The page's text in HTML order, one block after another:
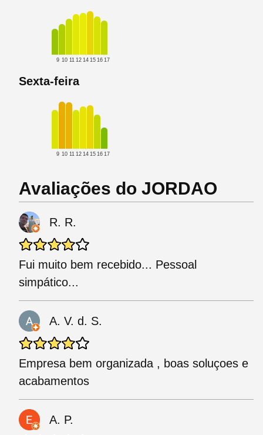
9 10 11 12 14 15 16 17
Sexta-feira
9 10 11 12 14 15 16 17
Avaliações do JORDAO
R. R.
Fui muito bem recebido... Pessoal
simpático...
A. V. d. S.
Empresa bem organizada , boas soluçoes e
acabamentos
A. P.